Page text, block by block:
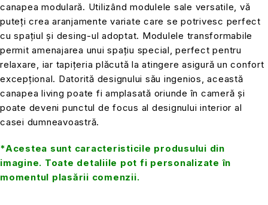
canapea modulară. Utilizând modulele sale versatile, vă
puteți crea aranjamente variate care se potrivesc perfect
cu spațiul și desing-ul adoptat. Modulele transformabile
permit amenajarea unui spațiu special, perfect pentru
relaxare, iar tapițeria plăcută la atingere asigură un confort
excepțional. Datorită designului său ingenios, această
canapea living poate fi amplasată oriunde în cameră și
poate deveni punctul de focus al designului interior al
casei dumneavoastră.
*Acestea sunt caracteristicile produsului din
imagine. Toate detaliile pot fi personalizate în
momentul plasării comenzii.